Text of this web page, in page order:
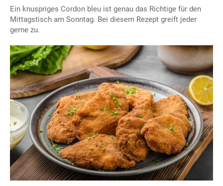
Ein knuspriges Cordon bleu ist genau das Richtige für den
Mittagstisch am Sonntag. Bei diesem Rezept greift jeder
gerne zu.